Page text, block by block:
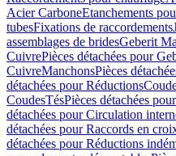
Acier CarboneEtanchements
tubesFixations de raccordements
assemblages de bridesGeberit
CuivrePièces détachées pour
CuivreManchonsPièces
détachées pour Réductions
CoudesTésPièces détachées
détachées pour Circulation
détachées pour Raccords en
détachées pour Réductions